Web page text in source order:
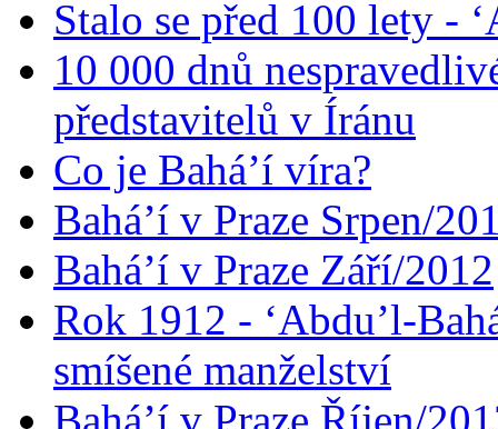
Stalo se před 100 lety -
10 000 dnů
představitelů v Íránu
Co je Bahá’í víra?
Bahá’í v Praze Srpen/
Bahá’í v Praze Září/2012
Rok 1912 - ‘Abdu’l-
smíšené manželství